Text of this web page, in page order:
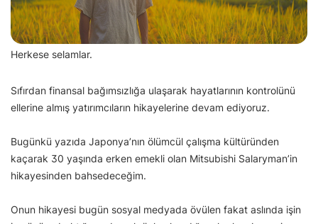
Herkese selamlar.
Sıfırdan finansal bağımsızlığa ulaşarak hayatlarının kontrolünü
ellerine almış yatırımcıların hikayelerine devam ediyoruz.
Bugünkü yazıda Japonya’nın ölümcül çalışma kültüründen
kaçarak 30 yaşında erken emekli olan Mitsubishi Salaryman’in
hikayesinden bahsedeceğim.
Onun hikayesi bugün sosyal medyada övülen fakat aslında işin